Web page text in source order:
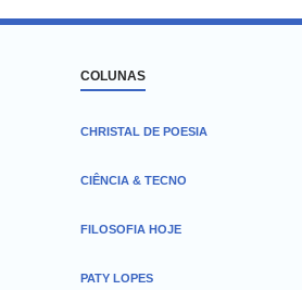
COLUNAS
CHRISTAL DE POESIA
CIÊNCIA & TECNO
FILOSOFIA HOJE
PATY LOPES